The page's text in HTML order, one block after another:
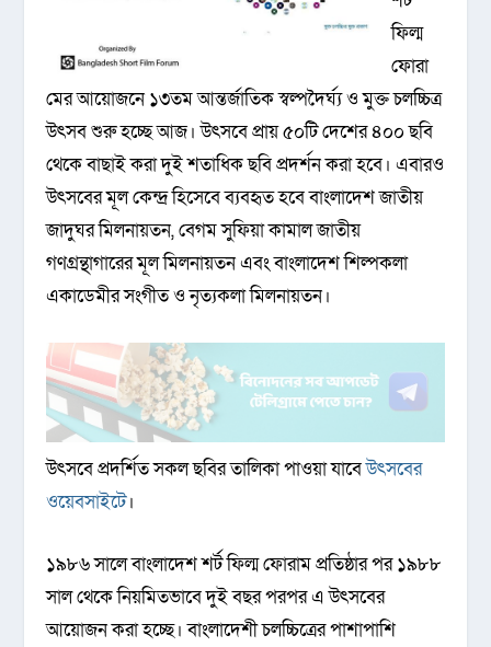
ফিল্ম
ফোরা
মের আয়োজনে ১৩তম আন্তর্জাতিক স্বল্পদৈর্ঘ্য ও মুক্ত চলচ্চিত্র
উৎসব শুরু হচ্ছে আজ। উৎসবে প্রায় ৫০টি দেশের ৪০০ ছবি
থেকে বাছাই করা দুই শতাধিক ছবি প্রদর্শন করা হবে। এবারও
উৎসবের মূল কেন্দ্র হিসেবে ব্যবহৃত হবে বাংলাদেশ জাতীয়
জাদুঘর মিলনায়তন, বেগম সুফিয়া কামাল জাতীয়
গণগ্রন্থাগারের মূল মিলনায়তন এবং বাংলাদেশ শিল্পকলা
একাডেমীর সংগীত ও নৃত্যকলা মিলনায়তন।
উৎসবে প্রদর্শিত সকল ছবির তালিকা পাওয়া যাবেউৎসবের
ওয়েবসাইটে।
১৯৮৬ সালে বাংলাদেশ শর্ট ফিল্ম ফোরাম প্রতিষ্ঠার পর ১৯৮৮
সাল থেকে নিয়মিতভাবে দুই বছর পরপর এ উৎসবের
আয়োজন করা হচ্ছে। বাংলাদেশী চলচ্চিত্রের পাশাপাশি